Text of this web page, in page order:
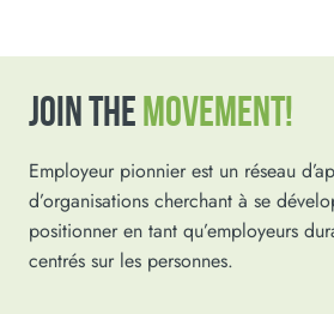
JOIN THE MOVEMENT!
Employeur pionnier est un réseau
d’organisations cherchant à se
positionner en tant qu’employeurs
centrés sur les personnes.